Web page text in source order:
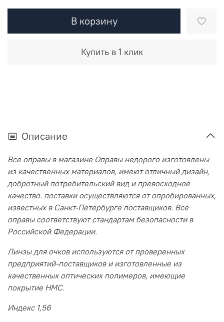
В корзину
Купить в 1 клик
Описание
Все оправы в магазине Оправы недорого изготовлены
из качественных материалов, имеют отличный дизайн,
добротный потребительский вид и превосходное
качество. поставки осуществляются от опробированных,
известных в Санкт-Петербурге поставщиков. Все
оправы соответствуют стандартам безопасности в
Российской Федерации.
Линзы для очков используются от проверенных
предприятий-поставщиков и изготовленные из
качественных оптических полимеров, имеющие
покрытие HMC.
Индекс 1,56